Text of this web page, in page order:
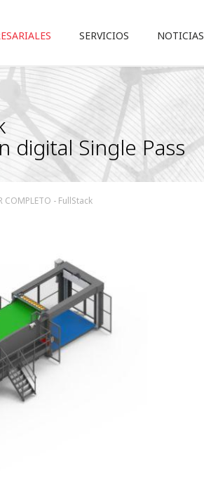
SERVICIOS NOTICIAS
digital Single Pass
COMPLETO - FullStack